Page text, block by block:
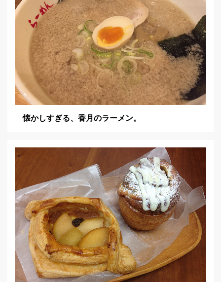
懐かしすぎる、香月のラーメン。